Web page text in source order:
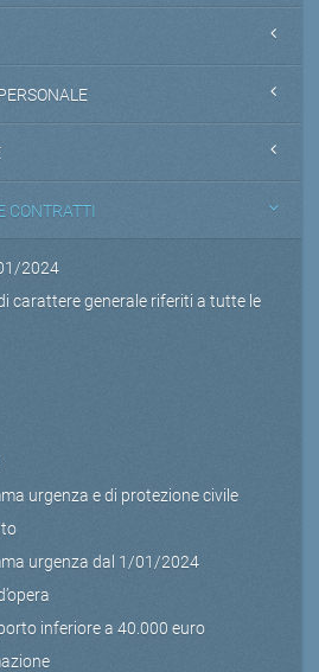
CONTRATTI
2024
carattere generale riferiti a tutte le
urgenza e di protezione civile
urgenza dal 1/01/2024
inferiore a 40.000 euro